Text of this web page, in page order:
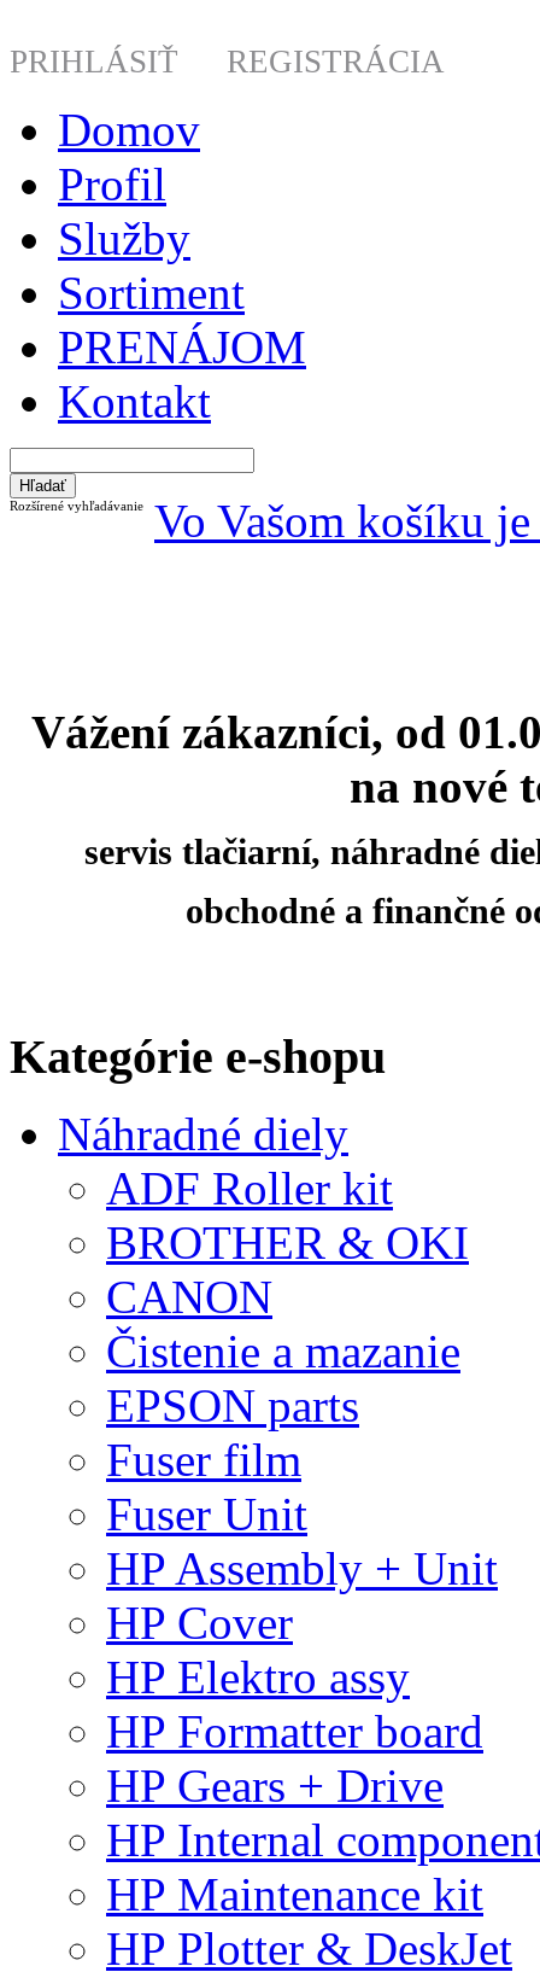
PRIHLÁSIŤ REGISTRÁCIA
Domov
Profil
Služby
Sortiment
PRENÁJOM
Kontakt
Rozšírené vyhľadávanie Vo Vašom košíku
Vážení zákazníci, od
na nové
servis tlačiarní, náhradné
obchodné a finančné
Kategórie e-shopu
Náhradné diely
ADF Roller kit
BROTHER & OKI
CANON
Čistenie a mazanie
EPSON parts
Fuser film
Fuser Unit
HP Assembly + Unit
HP Cover
HP Elektro assy
HP Formatter board
HP Gears + Drive
HP Internal
HP Maintenance kit
HP Plotter & DeskJet